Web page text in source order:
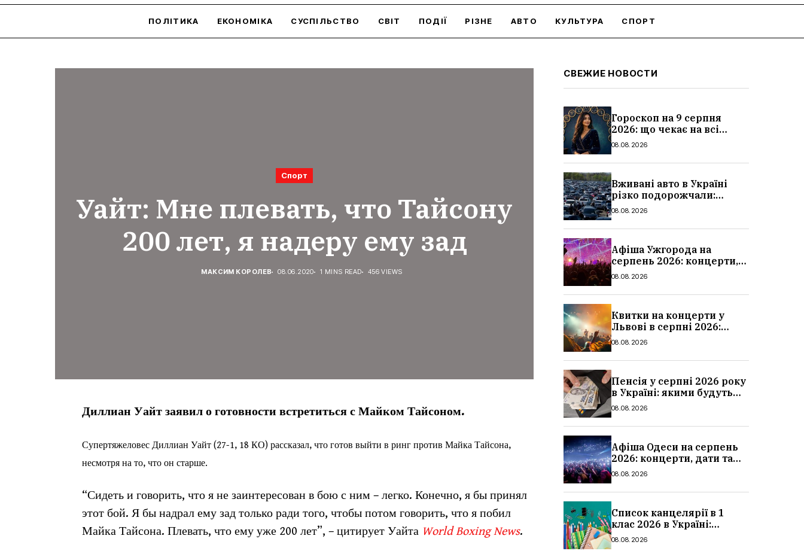
ПОЛІТИКА ЕКОНОМІКА СУСПІЛЬСТВО СВІТ ПОДІЇ РІЗНЕ АВТО КУЛЬТУРА СПОРТ
Спорт
Уайт: Мне плевать, что Тайсону
200 лет, я надеру ему зад
МАКСИМ КОРОЛЕВ 08.06.2020 1 MINS READ 456 VIEWS
Диллиан Уайт заявил о готовности встретиться с Майком Тайсоном.
Супертяжеловес Диллиан Уайт (27-1, 18 КО) рассказал, что готов выйти в ринг против Майка Тайсона,
несмотря на то, что он старше.
“Сидеть и говорить, что я не заинтересован в бою с ним – легко. Конечно, я бы принял
этот бой. Я бы надрал ему зад только ради того, чтобы потом говорить, что я побил
Майка Тайсона. Плевать, что ему уже 200 лет”, – цитирует Уайта World Boxing News.
СВЕЖИЕ НОВОСТИ
Гороскоп на 9 серпня
2026: що чекає на всі
знаки зодіаку
08.08.2026
Вживані авто в Україні
різко подорожчали:
причини, які машини
08.08.2026
Афіша Ужгорода на
серпень 2026: концерти,
дати та ціни
08.08.2026
Квитки на концерти у
Львові в серпні 2026:
дати, ціни та локації
08.08.2026
Пенсія у серпні 2026 року
в Україні: якими будуть
мінімальні та
суми
08.08.2026
Афіша Одеси на серпень
2026: концерти, дати та
ціни квитків
08.08.2026
Список канцелярії в 1
клас 2026 в Україні:
повний чек-лист для
08.08.2026